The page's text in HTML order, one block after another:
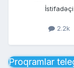
İstifadəçi
2.2k
Proqramlar